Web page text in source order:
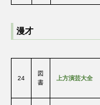
漫才
24
図
書
上方演芸大全